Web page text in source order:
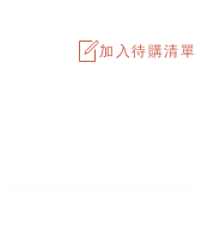
加入待購清單